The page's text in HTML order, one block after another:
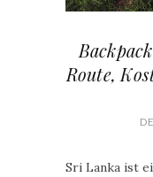
Route,
Sri Lanka ist